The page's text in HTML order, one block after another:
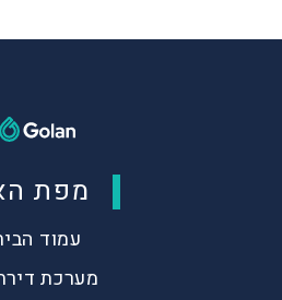
מפת
עמוד
מערכת